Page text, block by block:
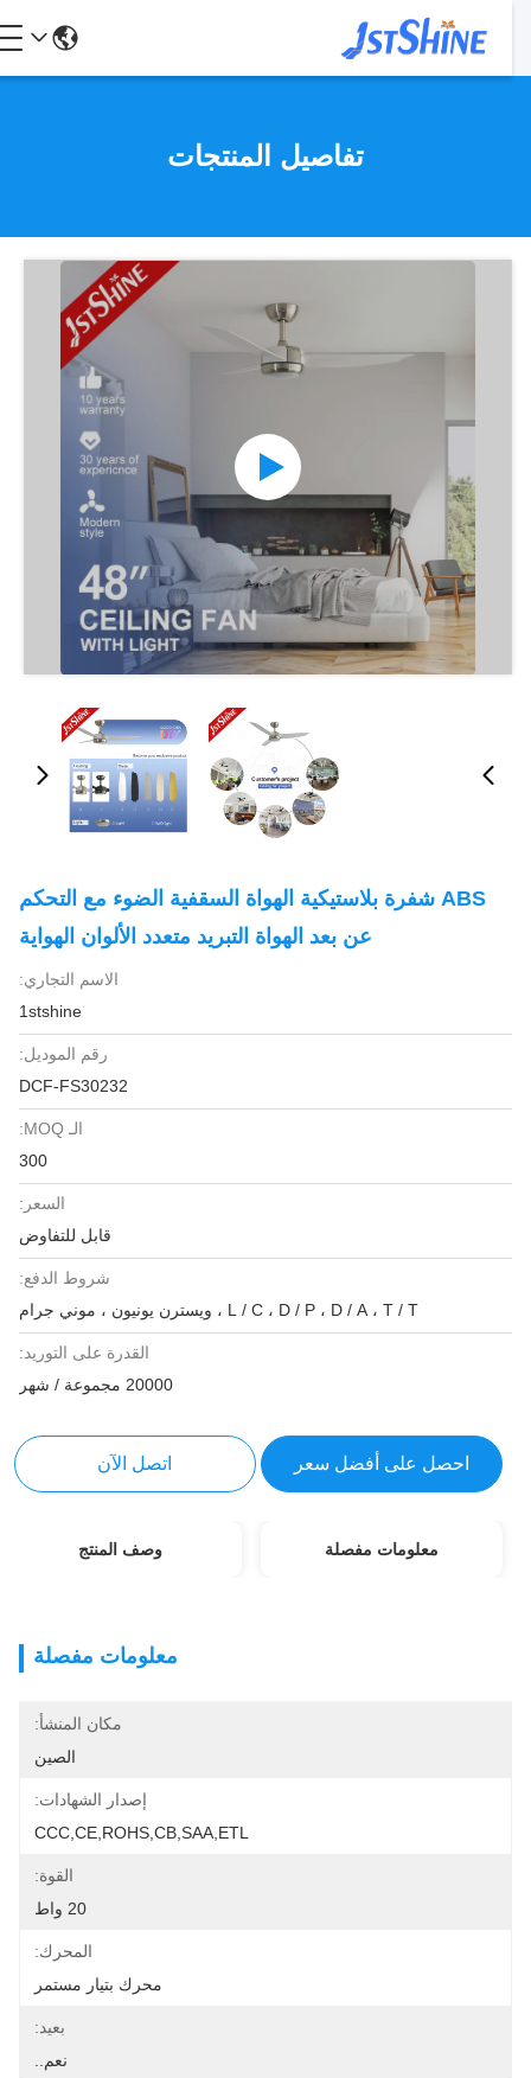
تفاصيل المنتجات
ABS شفرة بلاستيكية الهواة السقفية الضوء مع التحكم
عن بعد الهواة التبريد متعدد الألوان الهواية
الاسم التجاري:
1stshine
رقم الموديل:
DCF-FS30232
الـ MOQ:
300
السعر:
قابل للتفاوض
شروط الدفع:
L / C ، D / P ، D / A ، T / T ، ويسترن يونيون ، موني جرام
القدرة على التوريد:
20000 مجموعة / شهر
احصل على أفضل سعر اتصل الآن
معلومات مفصلة وصف المنتج
معلومات مفصلة
مكان المنشأ:
الصين
إصدار الشهادات:
CCC,CE,ROHS,CB,SAA,ETL
القوة:
20 واط
المحرك:
محرك بتيار مستمر
بعيد:
نعم..